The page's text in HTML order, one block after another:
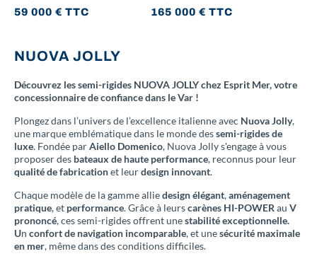
59 000 € TTC 165 000 € TTC
NUOVA JOLLY
Découvrez les semi-rigides NUOVA JOLLY chez Esprit Mer, votre
concessionnaire de confiance dans le Var !
Plongez dans l’univers de l’excellence italienne avec Nuova Jolly,
une marque emblématique dans le monde dessemi-rigides de
luxe. Fondée parAiello Domenico, Nuova Jolly s'engage à vous
proposer des bateaux de haute performance, reconnus pour leur
qualité de fabricationet leurdesign innovant.
Chaque modèle de la gamme alliedesign élégant,aménagement
pratique, et performance. Grâce à leurscarènes HI-POWER au V
prononcé, ces semi-rigides offrent unestabilité exceptionnelle.
Un confort de navigation incomparable, et unesécurité maximale
en mer, même dans des conditions difficiles.